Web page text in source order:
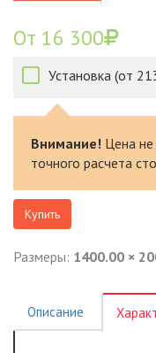
От 16 300
Установка (от
Внимание! Цена не
точного расчета
Купить
Размеры: 1400.00 ×
Описание